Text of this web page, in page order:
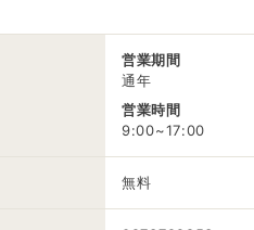
営業期間
通年
営業時間
9:00~17:00
無料